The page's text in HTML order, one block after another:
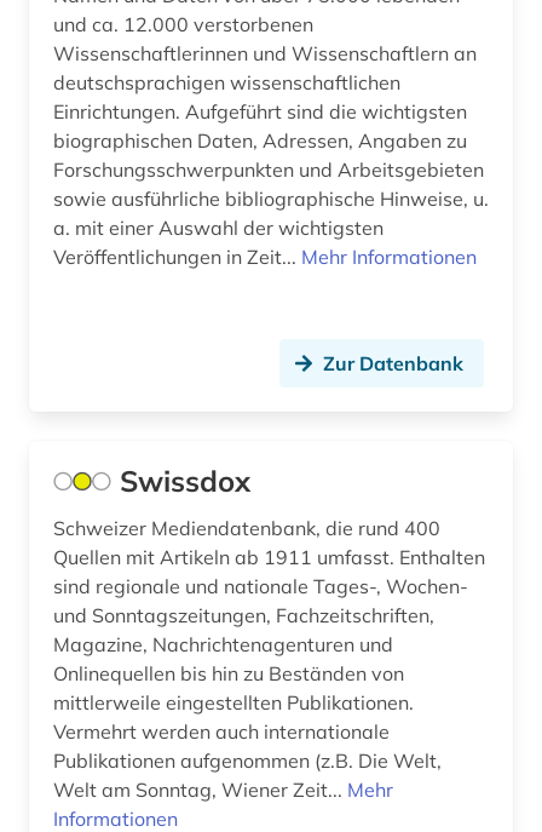
fotografie (1)
frankreich (1)
französisch (1)
genealogie (1)
geographie (1)
geschichte 1500-1820 (1)
grenzüberschreitende kooperation (1)
großbetrieb (1)
handschrift (1)
holz (1)
hydrologie (1)
import (1)
und ca. 12.000 verstorbenen
Wissenschaftlerinnen und Wissenschaftlern an
deutschsprachigen wissenschaftlichen
Einrichtungen. Aufgeführt sind die wichtigsten
biographischen Daten, Adressen, Angaben zu
Forschungsschwerpunkten und Arbeitsgebieten
sowie ausführliche bibliographische Hinweise, u.
a. mit einer Auswahl der wichtigsten
Veröffentlichungen in Zeit... Mehr Informationen
Zur Datenbank
Swissdox
Schweizer Mediendatenbank, die rund 400
Quellen mit Artikeln ab 1911 umfasst. Enthalten
sind regionale und nationale Tages-, Wochen-
und Sonntagszeitungen, Fachzeitschriften,
Magazine, Nachrichtenagenturen und
Onlinequellen bis hin zu Beständen von
mittlerweile eingestellten Publikationen.
Vermehrt werden auch internationale
Publikationen aufgenommen (z.B. Die Welt,
Welt am Sonntag, Wiener Zeit... Mehr
Informationen